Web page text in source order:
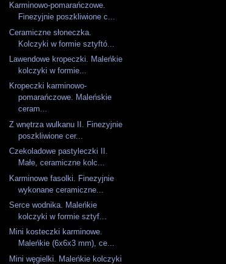
Karminowo-pomarańczowe.
Finezyjnie poszkliwione c...
Ceramiczne słoneczka.
Kolczyki w formie sztyftó...
Lawendowe kropeczki. Maleńkie
kolczyki w formie...
Kropeczki karminowo-
pomarańczowe. Maleńskie
ceram...
Z wnętrza wulkanu II. Finezyjnie
poszkliwione cer...
Czekoladowe pastyleczki II.
Małe, ceramiczne kolc...
Karminowe fasolki. Finezyjnie
wykonane ceramiczne...
Serce wodnika. Maleńkie
kolczyki w formie sztyf...
Mini kosteczki karminowe.
Maleńkie (6x6x3 mm), ce...
Mini węgielki. Maleńkie kolczyki